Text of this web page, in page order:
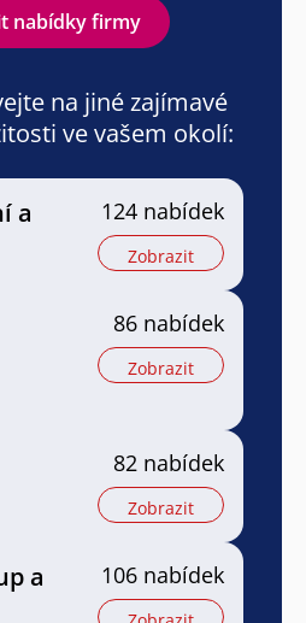
nabídky firmy
na jiné zajímavé
ve vašem okolí:
a
124 nabídek
Zobrazit
86 nabídek
Zobrazit
82 nabídek
Zobrazit
a
106 nabídek